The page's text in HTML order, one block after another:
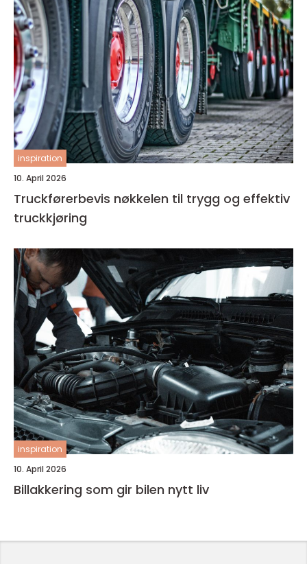
inspiration
10. April 2026
Truckførerbevis nøkkelen til trygg og effektiv
truckkjøring
inspiration
10. April 2026
Billakkering som gir bilen nytt liv